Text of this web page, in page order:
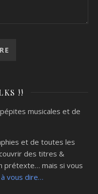
!!
musicales et de
et de toutes les
des titres &
prétexte… mais si vous
vous dire…